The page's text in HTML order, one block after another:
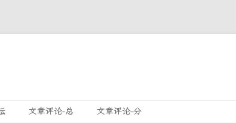
跳
文章评论-总 文章评论-分